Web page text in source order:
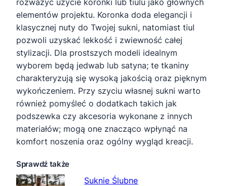
rozważyć użycie koronki lub tiulu jako głównych
elementów projektu. Koronka doda elegancji i
klasycznej nuty do Twojej sukni, natomiast tiul
pozwoli uzyskać lekkość i zwiewność całej
stylizacji. Dla prostszych modeli idealnym
wyborem będą jedwab lub satyna; te tkaniny
charakteryzują się wysoką jakością oraz pięknym
wykończeniem. Przy szyciu własnej sukni warto
również pomyśleć o dodatkach takich jak
podszewka czy akcesoria wykonane z innych
materiałów; mogą one znacząco wpłynąć na
komfort noszenia oraz ogólny wygląd kreacji.
Sprawdź także
Suknie Ślubne